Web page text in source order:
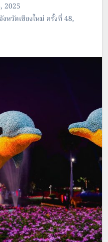
2025
หวัดเชียงใหม่ ครั้งที่ 48,